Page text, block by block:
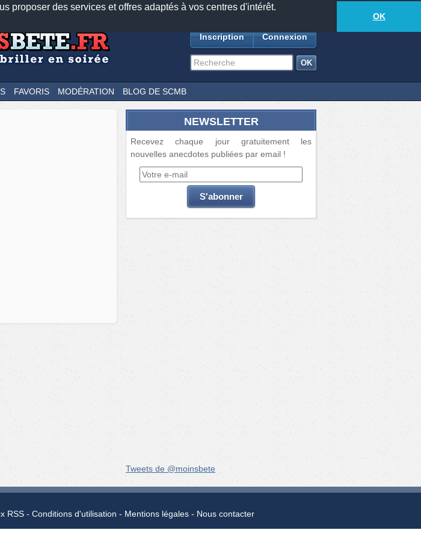
proposer des services et offres adaptés à vos centres d'intérêt.
OK
Newsletter Facebook
TwitterFeeds18881anecdotes-408lecteurs connectés
Inscription Connexion
FAVORIS MODÉRATION BLOG DE SCMB
NEWSLETTER
Recevez chaque jour gratuitement les
nouvelles anecdotes publiées par email !
Tweets de @moinsbete
RSS Conditions d'utilisation Mentions légales Nous contacter